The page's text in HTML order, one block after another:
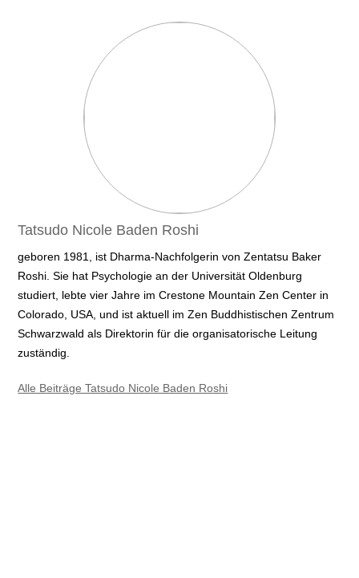
Tatsudo Nicole Baden Roshi
geboren 1981, ist Dharma-Nachfolgerin von Zentatsu Baker
Roshi. Sie hat Psychologie an der Universität Oldenburg
studiert, lebte vier Jahre im Crestone Mountain Zen Center in
Colorado, USA, und ist aktuell im Zen Buddhistischen Zentrum
Schwarzwald als Direktorin für die organisatorische Leitung
zuständig.
Alle Beiträge Tatsudo Nicole Baden Roshi